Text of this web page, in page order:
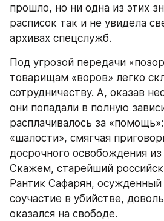
прошло, но ни одна из этих
расписок так и не увидела
архивах спецслужб.
Под угрозой передачи
товарищам «воров» легко
сотрудничеству. А, оказав
они попадали в полную
расплачивалось за
«шалости», смягчая
досрочного освобождения
Скажем, старейший
Рантик Сафарян,
соучастие в убийстве,
оказался на свободе.